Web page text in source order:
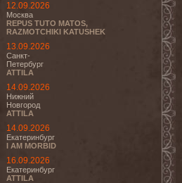
12.09.2026
Москва
REPUS TUTO MATOS,
RAZMOTCHIKI KATUSHEK
13.09.2026
Санкт-
Петербург
ATTILA
14.09.2026
Нижний
Новгород
ATTILA
14.09.2026
Екатеринбург
I AM MORBID
16.09.2026
Екатеринбург
ATTILA